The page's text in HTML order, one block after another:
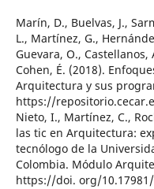
Marín, D., Buelvas, J.,
L., Martínez, G.,
Guevara, O.,
Cohen, É. (2018).
Arquitectura y sus
https://
Nieto, I., Martínez, C.,
las tic en Arquitectura:
tecnólogo de la
Colombia. Módulo
https://doi. org/